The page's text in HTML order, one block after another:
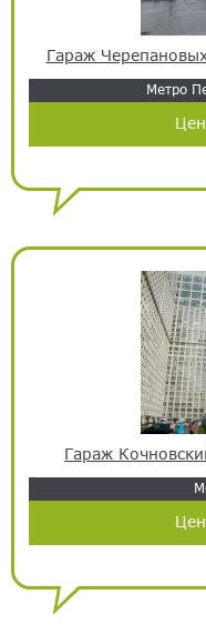
Гараж
Метро
Гараж